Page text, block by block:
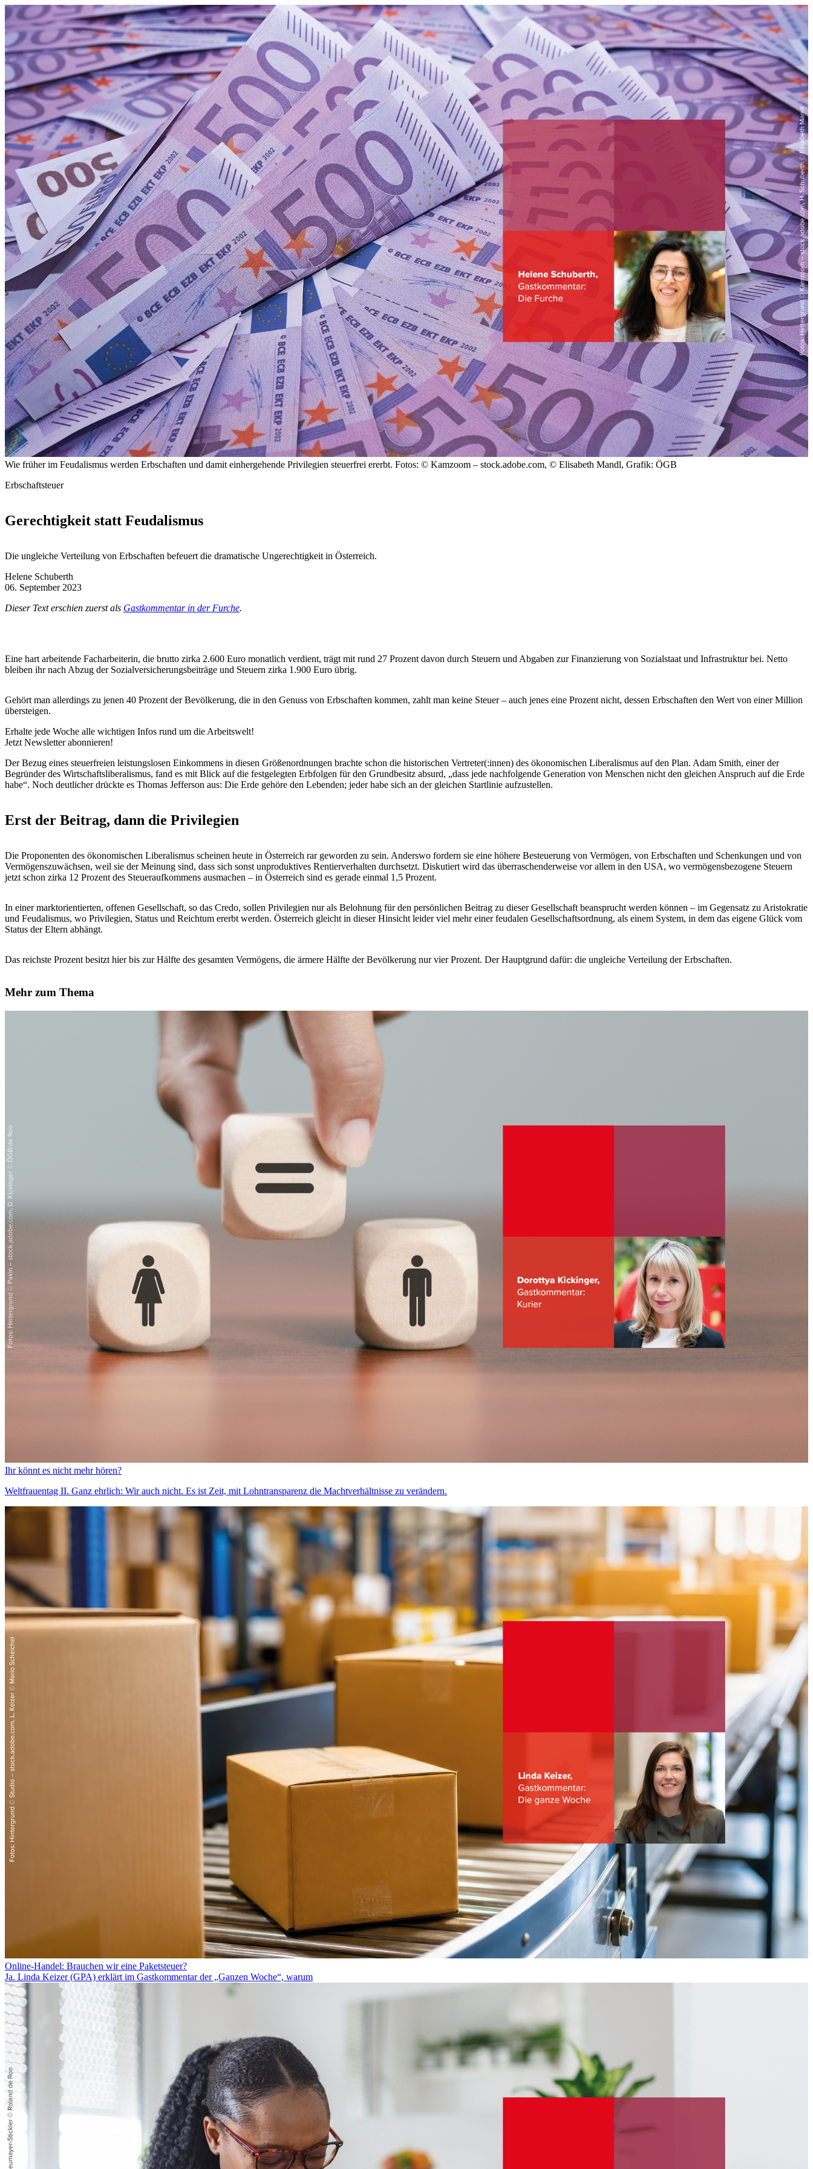
Wie früher im Feudalismus werden Erbschaften und damit einhergehende Privilegien steuerfrei ererbt. Fotos: © Kamzoom – stock.adobe.com, © Elisabeth Mandl, Grafik: ÖGB
Erbschaftsteuer
Gerechtigkeit statt Feudalismus
Die ungleiche Verteilung von Erbschaften befeuert die dramatische Ungerechtigkeit in Österreich.
Helene Schuberth
06. September 2023
Dieser Text erschien zuerst als Gastkommentar in der Furche.
Eine hart arbeitende Facharbeiterin, die brutto zirka 2.600 Euro monatlich verdient, trägt mit rund 27 Prozent davon durch Steuern und Abgaben zur Finanzierung von Sozialstaat und Infrastruktur bei. Netto
bleiben ihr nach Abzug der Sozialversicherungsbeiträge und Steuern zirka 1.900 Euro übrig.
Gehört man allerdings zu jenen 40 Prozent der Bevölkerung, die in den Genuss von Erbschaften kommen, zahlt man keine Steuer – auch jenes eine Prozent nicht, dessen Erbschaften den Wert von einer Million
übersteigen.
Erhalte jede Woche alle wichtigen Infos rund um die Arbeitswelt!
Jetzt Newsletter abonnieren!
Der Bezug eines steuerfreien leistungslosen Einkommens in diesen Größenordnungen brachte schon die historischen Vertreter(:innen) des ökonomischen Liberalismus auf den Plan. Adam Smith, einer der
Begründer des Wirtschaftsliberalismus, fand es mit Blick auf die festgelegten Erbfolgen für den Grundbesitz absurd, „dass jede nachfolgende Generation von Menschen nicht den gleichen Anspruch auf die Erde
habe“. Noch deutlicher drückte es Thomas Jefferson aus: Die Erde gehöre den Lebenden; jeder habe sich an der gleichen Startlinie aufzustellen.
Erst der Beitrag, dann die Privilegien
Die Proponenten des ökonomischen Liberalismus scheinen heute in Österreich rar geworden zu sein. Anderswo fordern sie eine höhere Besteuerung von Vermögen, von Erbschaften und Schenkungen und von
Vermögenszuwächsen, weil sie der Meinung sind, dass sich sonst unproduktives Rentierverhalten durchsetzt. Diskutiert wird das überraschenderweise vor allem in den USA, wo vermögensbezogene Steuern
jetzt schon zirka 12 Prozent des Steueraufkommens ausmachen – in Österreich sind es gerade einmal 1,5 Prozent.
In einer marktorientierten, offenen Gesellschaft, so das Credo, sollen Privilegien nur als Belohnung für den persönlichen Beitrag zu dieser Gesellschaft beansprucht werden können – im Gegensatz zu Aristokratie
und Feudalismus, wo Privilegien, Status und Reichtum ererbt werden. Österreich gleicht in dieser Hinsicht leider viel mehr einer feudalen Gesellschaftsordnung, als einem System, in dem das eigene Glück vom
Status der Eltern abhängt.
Das reichste Prozent besitzt hier bis zur Hälfte des gesamten Vermögens, die ärmere Hälfte der Bevölkerung nur vier Prozent. Der Hauptgrund dafür: die ungleiche Verteilung der Erbschaften.
Mehr zum Thema
Ihr könnt es nicht mehr hören?
Weltfrauentag II. Ganz ehrlich: Wir auch nicht. Es ist Zeit, mit Lohntransparenz die Machtverhältnisse zu verändern.
Online-Handel: Brauchen wir eine Paketsteuer?
Ja. Linda Keizer (GPA) erklärt im Gastkommentar der „Ganzen Woche“, warum